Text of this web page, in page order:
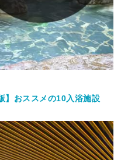
】おススメの10入浴施設